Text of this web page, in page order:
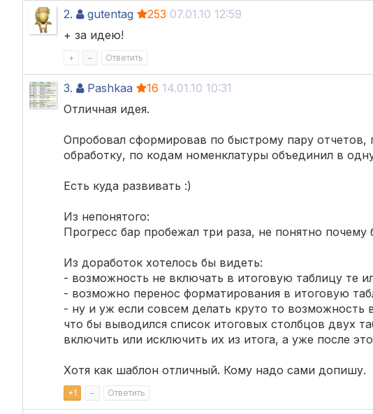
2. gutentag 253 07.01.10 12:59
+ за идею!
+ – Ответить
3. Pashkaa 16 14.01.10 10:31
Отличная идея.
Опробовал сформировав по быстрому пару
обработку, по кодам номенклатуры объединил в
Есть куда развивать :)
Из непонятого:
Прогресс бар пробежал три раза, не понятно почему
Из доработок хотелось бы видеть:
- возможность не включать в итоговую таблицу те
- возможно перенос форматирования в итоговую
- ну и уж если совсем делать круто то
что бы выводился список итоговых столбцов двух
включить или исключить их из итога, а уже после
Хотя как шаблон отличный. Кому надо сами допишу.
+1 – Ответить